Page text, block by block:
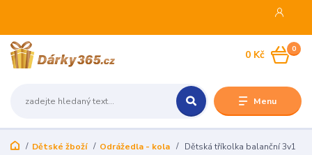
Menu
0
0 Kč
Dětské žboží Odrážedla - kola
Dětská tříkolka balanční 3v1